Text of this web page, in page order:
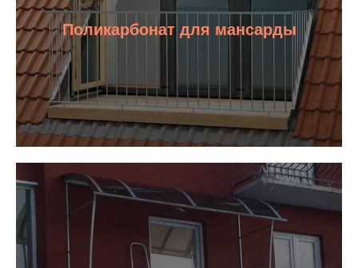
Поликарбонат для мансарды